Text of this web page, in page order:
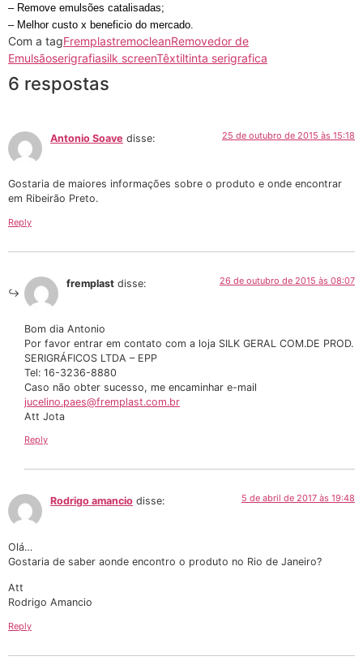
– Remove emulsões catalisadas;
– Melhor custo x beneficio do mercado.
Com a tagFremplastremocleanRemovedor de
Emulsãoserigrafiasilk screenTêxtiltinta serigrafica
6 respostas
Antonio Soave disse: 25 de outubro de 2015 às 15:18
Gostaria de maiores informações sobre o produto e onde encontrar
em Ribeirão Preto.
Reply
fremplast disse: 26 de outubro de 2015 às 08:07
Bom dia Antonio
Por favor entrar em contato com a loja SILK GERAL COM.DE PROD.
SERIGRÁFICOS LTDA – EPP
Tel: 16-3236-8880
Caso não obter sucesso, me encaminhar e-mail
jucelino.paes@fremplast.com.br
Att Jota
Reply
Rodrigo amancio disse: 5 de abril de 2017 às 19:48
Olá…
Gostaria de saber aonde encontro o produto no Rio de Janeiro?
Att
Rodrigo Amancio
Reply